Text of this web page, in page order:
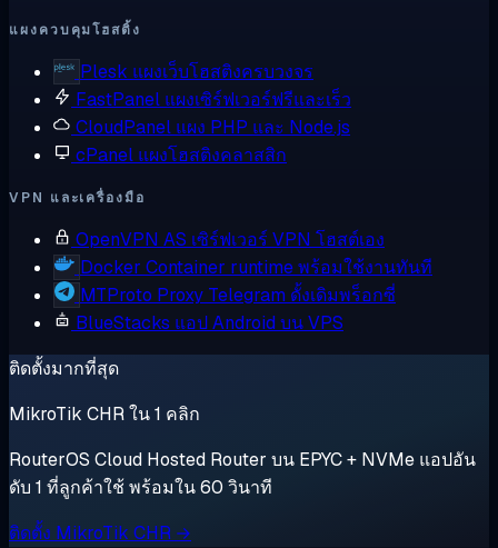
แผงควบคุมโฮสติ้ง
Plesk แผงเว็บโฮสติงครบวงจร
FastPanel แผงเซิร์ฟเวอร์ฟรีและเร็ว
CloudPanel แผง PHP และ Node.js
cPanel แผงโฮสติงคลาสสิก
VPN และเครื่องมือ
OpenVPN AS เซิร์ฟเวอร์ VPN โฮสต์เอง
Docker Container runtime พร้อมใช้งานทันที
MTProto Proxy Telegram ดั้งเดิมพร็อกซี่
BlueStacks แอป Android บน VPS
ติดตั้งมากที่สุด
MikroTik CHR ใน 1 คลิก
RouterOS Cloud Hosted Router บน EPYC + NVMe แอปอัน
ดับ 1 ที่ลูกค้าใช้ พร้อมใน 60 วินาที
ติดตั้ง MikroTik CHR →